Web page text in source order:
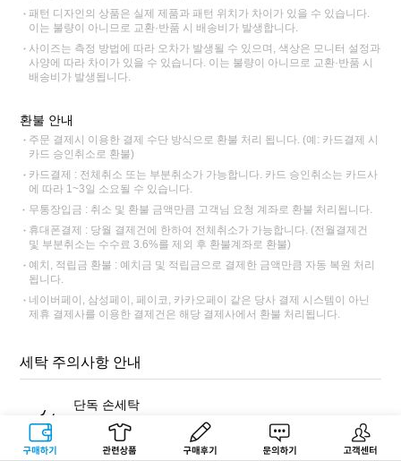
구매하기 관련상품 상품후기 문의하기 고객센터
패턴 디자인의 상품은 실제 제품과 패턴 위치가 차이가 있을 수 있습니다.
이는 불량이 아니므로 교환·반품 시 배송비가 발생합니다.
사이즈는 측정 방법에 따라 오차가 발생될 수 있으며, 색상은 모니터 설정과
사양에 따라 차이가 있을 수 있습니다. 이는 불량이 아니므로 교환·반품 시
배송비가 발생됩니다.
환불 안내
주문 결제시 이용한 결제 수단 방식으로 환불 처리 됩니다. (예: 카드결제 시
카드 승인취소로 환불)
카드결제 : 전체취소 또는 부분취소가 가능합니다. 카드 승인취소는 카드사
에 따라 1~3일 소요될 수 있습니다.
무통장입금 : 취소 및 환불 금액만큼 고객님 요청 계좌로 환불 처리됩니다.
휴대폰결제 : 당월 결제건에 한하여 전체취소가 가능합니다. (전월결제건
및 부분취소는 수수료 3.6%를 제외 후 환불계좌로 환불)
예치, 적립금 환불 : 예치금 및 적립금으로 결제한 금액만큼 자동 복원 처리
됩니다.
네이버페이, 삼성페이, 페이코, 카카오페이 같은 당사 결제 시스템이 아닌
제휴 결제사를 이용한 결제건은 해당 결제사에서 환불 처리됩니다.
세탁 주의사항 안내
단독 손세탁
반드시 표백 성분이 없는 중성세제를 사용해 단독 손세탁해주세
요. 염색 잔료가 빠져나와 다른 제품에 이염이 될 수 있습니다.